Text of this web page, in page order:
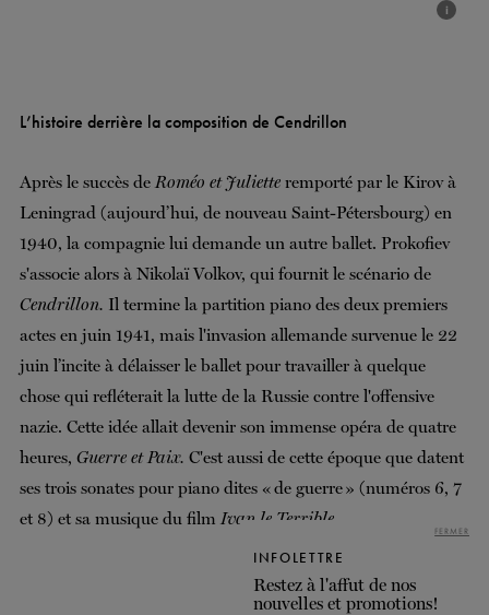
i
L’histoire derrière la composition de Cendrillon
Après le succès de Roméo et Juliette remporté par le Kirov à
Leningrad (aujourd’hui, de nouveau Saint-Pétersbourg) en
1940, la compagnie lui demande un autre ballet. Prokofiev
s'associe alors à Nikolaï Volkov, qui fournit le scénario de
Cendrillon. Il termine la partition piano des deux premiers
actes en juin 1941, mais l'invasion allemande survenue le 22
juin l’incite à délaisser le ballet pour travailler à quelque
chose qui refléterait la lutte de la Russie contre l'offensive
nazie. Cette idée allait devenir son immense opéra de quatre
heures, Guerre et Paix. C'est aussi de cette époque que datent
ses trois sonates pour piano dites « de guerre » (numéros 6, 7
et 8) et sa musique du film Ivan le Terrible.
INFOLETTRE
Restez à l'affut de nos
nouvelles et promotions!
FERMER